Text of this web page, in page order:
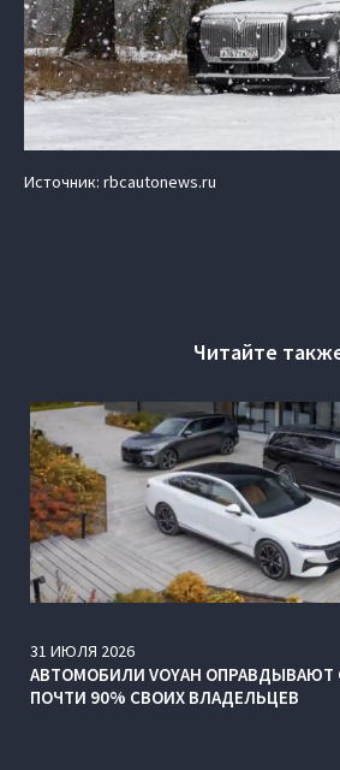
Источник: rbcautonews.ru
Читайте
31 ИЮЛЯ 2026
АВТОМОБИЛИ VOYAH
ПОЧТИ 90% СВОИХ ВЛАДЕЛЬЦЕВ